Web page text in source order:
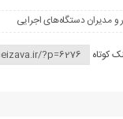
و مدیران دستگاه‌های اجرایی
کوتاه